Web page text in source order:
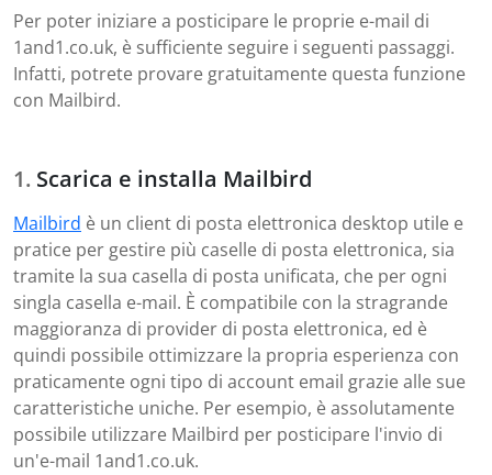
Per poter iniziare a posticipare le proprie e-mail di
1and1.co.uk, è sufficiente seguire i seguenti passaggi.
Infatti, potrete provare gratuitamente questa funzione
con Mailbird.
Scarica e installa Mailbird
Mailbird è un client di posta elettronica desktop utile e
pratice per gestire più caselle di posta elettronica, sia
tramite la sua casella di posta unificata, che per ogni
singla casella e-mail. È compatibile con la stragrande
maggioranza di provider di posta elettronica, ed è
quindi possibile ottimizzare la propria esperienza con
praticamente ogni tipo di account email grazie alle sue
caratteristiche uniche. Per esempio, è assolutamente
possibile utilizzare Mailbird per posticipare l'invio di
un'e-mail 1and1.co.uk.